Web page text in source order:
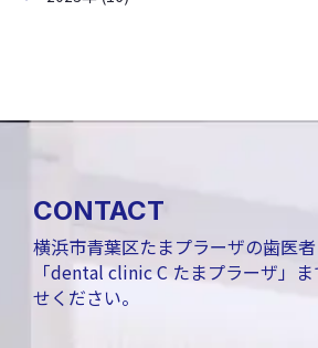
CONTACT
横浜市青葉区たまプラーザの歯医
「dental clinic C たまプラーザ」
せください。